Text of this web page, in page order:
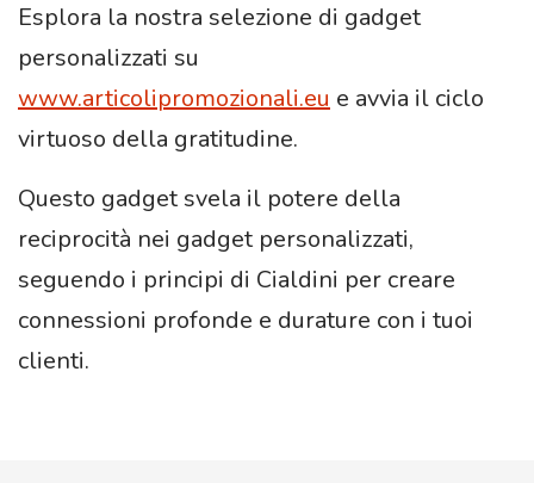
Esplora la nostra selezione di gadget
personalizzati su
www.articolipromozionali.eu e avvia il ciclo
virtuoso della gratitudine.
Questo gadget svela il potere della
reciprocità nei gadget personalizzati,
seguendo i principi di Cialdini per creare
connessioni profonde e durature con i tuoi
clienti.